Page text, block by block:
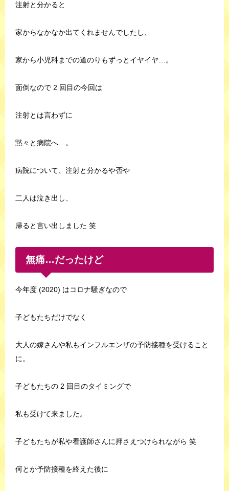
注射と分かると
家からなかなか出てくれませんでしたし、
家から小児科までの道のりもずっとイヤイヤ…。
面倒なので 2 回目の今回は
注射とは言わずに
黙々と病院へ…。
病院について、注射と分かるや否や
二人は泣き出し、
帰ると言い出しました 笑
無痛…だったけど
今年度 (2020) はコロナ騒ぎなので
子どもたちだけでなく
大人の嫁さんや私もインフルエンザの予防接種を受けること
に。
子どもたちの 2 回目のタイミングで
私も受けて来ました。
子どもたちが私や看護師さんに押さえつけられながら 笑
何とか予防接種を終えた後に